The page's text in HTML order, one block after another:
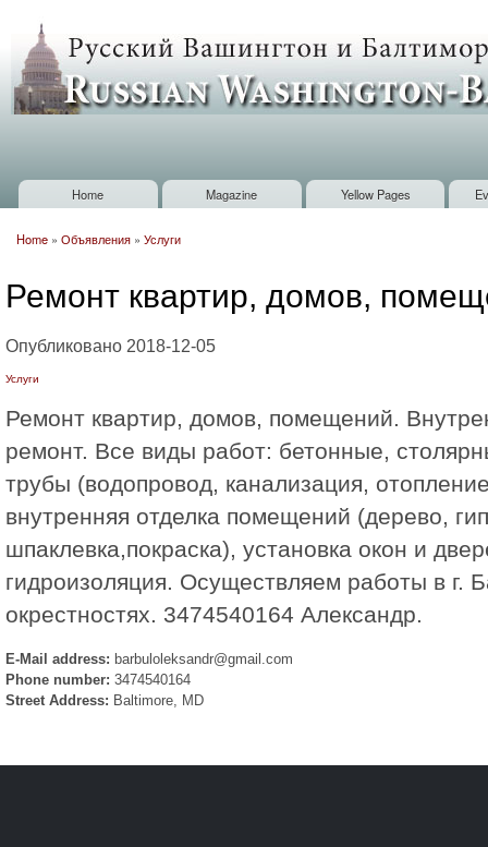
Russian
Washington
Baltimore
Main menu
Home Magazine Yellow Pages
Home » Объявления » Услуги
Ремонт квартир, домов,
Опубликовано 2018-12-05
Услуги
Ремонт квартир, домов, помещений.
ремонт. Все виды работ: бетонные,
трубы (водопровод, канализация,
внутренняя отделка помещений (дерево,
шпаклевка,покраска), установка окон и
гидроизоляция. Осуществляем работы в г.
окрестностях. 3474540164 Александр.
E-Mail address: barbuloleksandr@gmail.com
Phone number: 3474540164
Street Address: Baltimore, MD